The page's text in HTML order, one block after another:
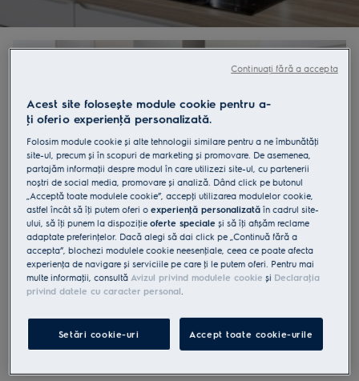
Gatiti fara sa va fie distrasa atentia
Optati pentru o hota suficient de puternica pentru a mentine
aerul proaspat chiar si in bucatariile mari, insa suficient de
silentioasa, incat abia sa sesizati ca functioneaza.Zgomotul
Acest site folosește module cookie pentru a-
ţi oferi o experienţă personalizată.
Folosim module cookie și alte tehnologii similare pentru a ne îmbunătăţi
site-ul, precum și în scopuri de marketing și promovare. De asemenea,
partajăm informaţii despre modul în care utilizezi site-ul, cu partenerii
noștri de social media, promovare și analiză. Dând click pe butonul
„Acceptă toate modulele cookie”, accepţi utilizarea modulelor cookie,
astfel încât să îţi putem oferi oexperienţă personalizată în cadrul site-
ului, să îţi punem la dispoziţieoferte speciale și să îţi afișăm reclame
adaptate preferinţelor. Dacă alegi să dai click pe „Continuă fără a
accepta”, blochezi modulele cookie neesenţiale, ceea ce poate afecta
experienţa de navigare și serviciile pe care ţi le putem oferi. Pentru mai
multe informaţii, consultăAvizul privind modulele cookie și Declaraţia
privind datele cu caracter personal.
Setări cookie-uri Accept toate cookie-urile
Continuați fără a accepta